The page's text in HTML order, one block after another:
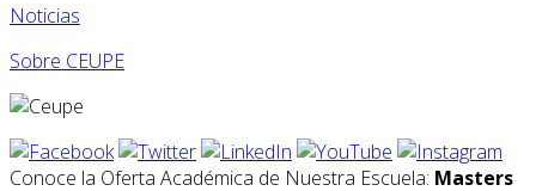
Noticias
Sobre CEUPE
Conoce la Oferta Académica de Nuestra Escuela: Masters